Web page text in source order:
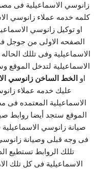
زانوسي الاسماعيلية فى
كلمه خدمه عملاء زانوسي
او توكيل زانوسي
الصفحه الاولى من جوجل
الاسماعيلية وفى تللك
الاسماعيلية لتدخل الموقع
او الخط الساخن زانوسي
عليك خدمه عملاء
الاسماعيلية المعتمده فى
الموقع ستجد أيضا روابط
صيانة زانوسي
فى وجه قبلى وصيانة
تللك الروابط تستطيع
الاسماعيلية فى كل تلك